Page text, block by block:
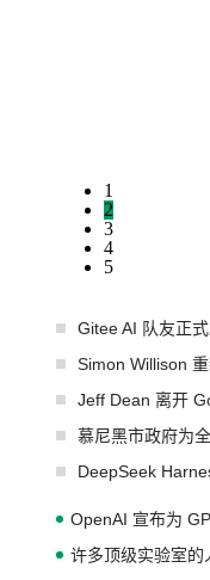
1
2
3
4
5
Gitee AI 队友正
Simon Willison
Jeff Dean 离开
慕尼黑市政府为
DeepSeek
OpenAI 宣布为
许多顶级实验室的